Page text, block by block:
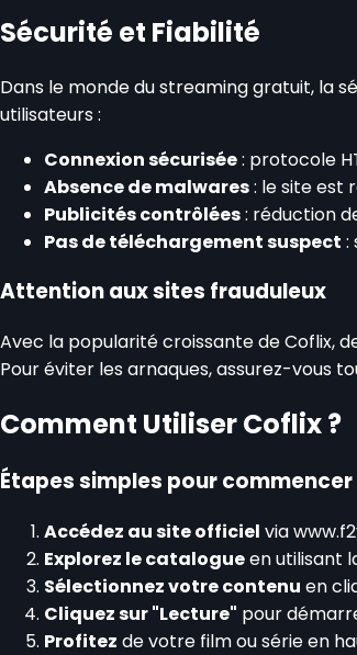
Sécurité et Fiabilité
Dans le monde du streaming gratuit, la
utilisateurs :
Connexion sécurisée: protocole
Absence de malwares: le site est
Publicités contrôlées: réduction
Pas de téléchargement suspect :
Attention aux sites frauduleux
Avec la popularité croissante de Coflix,
Pour éviter les arnaques, assurez-vous
Comment Utiliser Coflix ?
Étapes simples pour commencer
Accédez au site officiel via
Explorez le catalogueen utilisant
Sélectionnez votre contenu en
Cliquez sur "Lecture" pour
Profitez de votre film ou série en